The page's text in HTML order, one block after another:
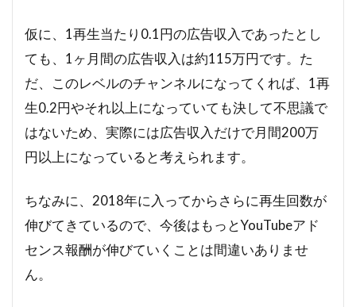
仮に、1再生当たり0.1円の広告収入であったとし
ても、1ヶ月間の広告収入は約115万円です。た
だ、このレベルのチャンネルになってくれば、1再
生0.2円やそれ以上になっていても決して不思議で
はないため、実際には広告収入だけで月間200万
円以上になっていると考えられます。
ちなみに、2018年に入ってからさらに再生回数が
伸びてきているので、今後はもっとYouTubeアド
センス報酬が伸びていくことは間違いありませ
ん。